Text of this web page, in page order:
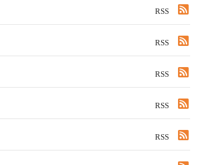
RSS
RSS
RSS
RSS
RSS